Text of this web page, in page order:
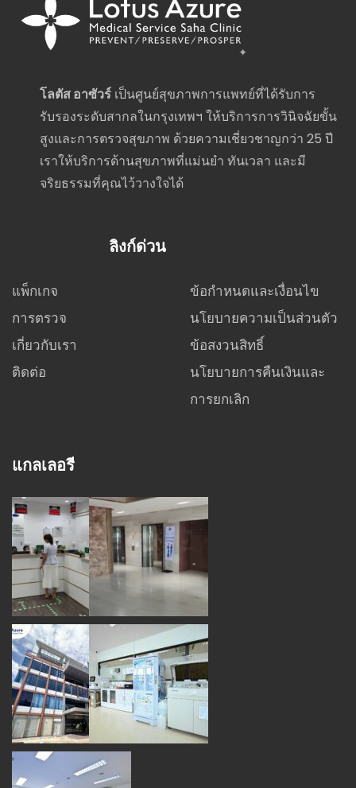
โลตัส อาซัวร์ เป็นศูนย์สุขภาพการแพทย์ที่ได้รับการ
รับรองระดับสากลในกรุงเทพฯ ให้บริการการวินิจฉัยขั้น
สูงและการตรวจสุขภาพ ด้วยความเชี่ยวชาญกว่า 25 ปี
เราให้บริการด้านสุขภาพที่แม่นยำ ทันเวลา และมี
จริยธรรมที่คุณไว้วางใจได้
ลิงก์ด่วน
แพ็กเกจ
การตรวจ
เกี่ยวกับเรา
ติดต่อ
ข้อกำหนดและเงื่อนไข
นโยบายความเป็นส่วนตัว
ข้อสงวนสิทธิ์
นโยบายการคืนเงินและ
การยกเลิก
แกลเลอรี